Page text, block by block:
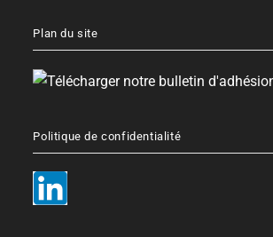
Plan du site
Politique de confidentialité